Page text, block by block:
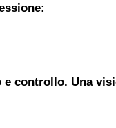
controllo. Una